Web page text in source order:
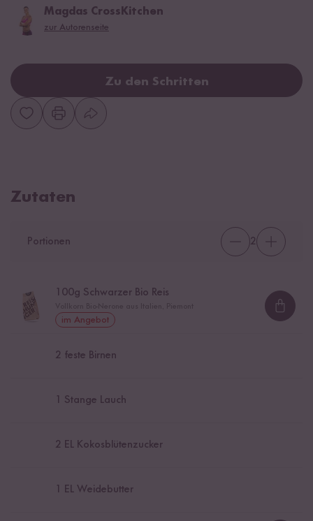
Magdas CrossKitchen
zur Autorenseite
Zu den Schritten
Zutaten
Portionen 2
100g Schwarzer Bio Reis
im Angebot
2 feste Birnen
1 Stange Lauch
2 EL Kokosblütenzucker
1 EL Weidebutter